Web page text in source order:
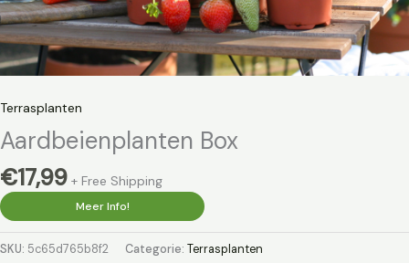
Terrasplanten
Aardbeienplanten Box
€17,99 + Free Shipping
Meer Info!
SKU: 5c65d765b8f2 Categorie: Terrasplanten